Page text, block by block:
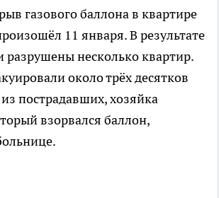
газового баллона в квартире
11 января. В результате
разрушены несколько квартир.
около трёх десятков
пострадавших, хозяйка
взорвался баллон,